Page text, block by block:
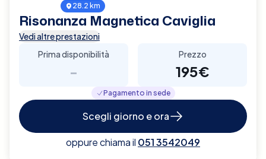
28.2 km
Risonanza Magnetica Caviglia
Vedi altre prestazioni
Prima disponibilità
-
Prezzo
195€
Pagamento in sede
Scegli giorno e ora
oppure chiama il 051 3542049